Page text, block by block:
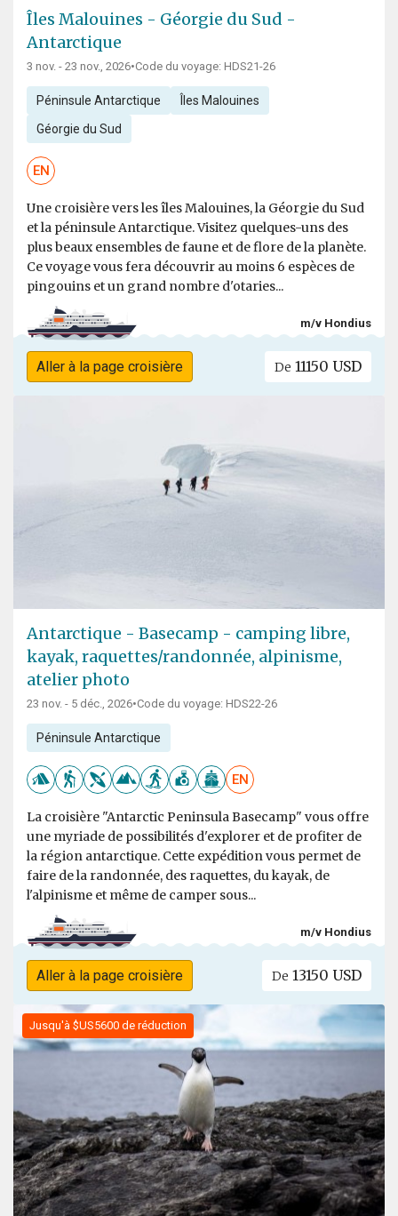
Îles Malouines - Géorgie du Sud -
Antarctique
3 nov. - 23 nov., 2026•Code du voyage: HDS21-26
Péninsule Antarctique Îles Malouines
Géorgie du Sud
EN
Une croisière vers les îles Malouines, la Géorgie du Sud
et la péninsule Antarctique. Visitez quelques-uns des
plus beaux ensembles de faune et de flore de la planète.
Ce voyage vous fera découvrir au moins 6 espèces de
pingouins et un grand nombre d'otaries...
m/v Hondius
Aller à la page croisière De 11150 USD
Antarctique - Basecamp - camping libre,
kayak, raquettes/randonnée, alpinisme,
atelier photo
23 nov. - 5 déc., 2026•Code du voyage: HDS22-26
Péninsule Antarctique
EN
La croisière "Antarctic Peninsula Basecamp" vous offre
une myriade de possibilités d'explorer et de profiter de
la région antarctique. Cette expédition vous permet de
faire de la randonnée, des raquettes, du kayak, de
l'alpinisme et même de camper sous...
m/v Hondius
Aller à la page croisière De 13150 USD
Jusqu'à $US5600 de réduction